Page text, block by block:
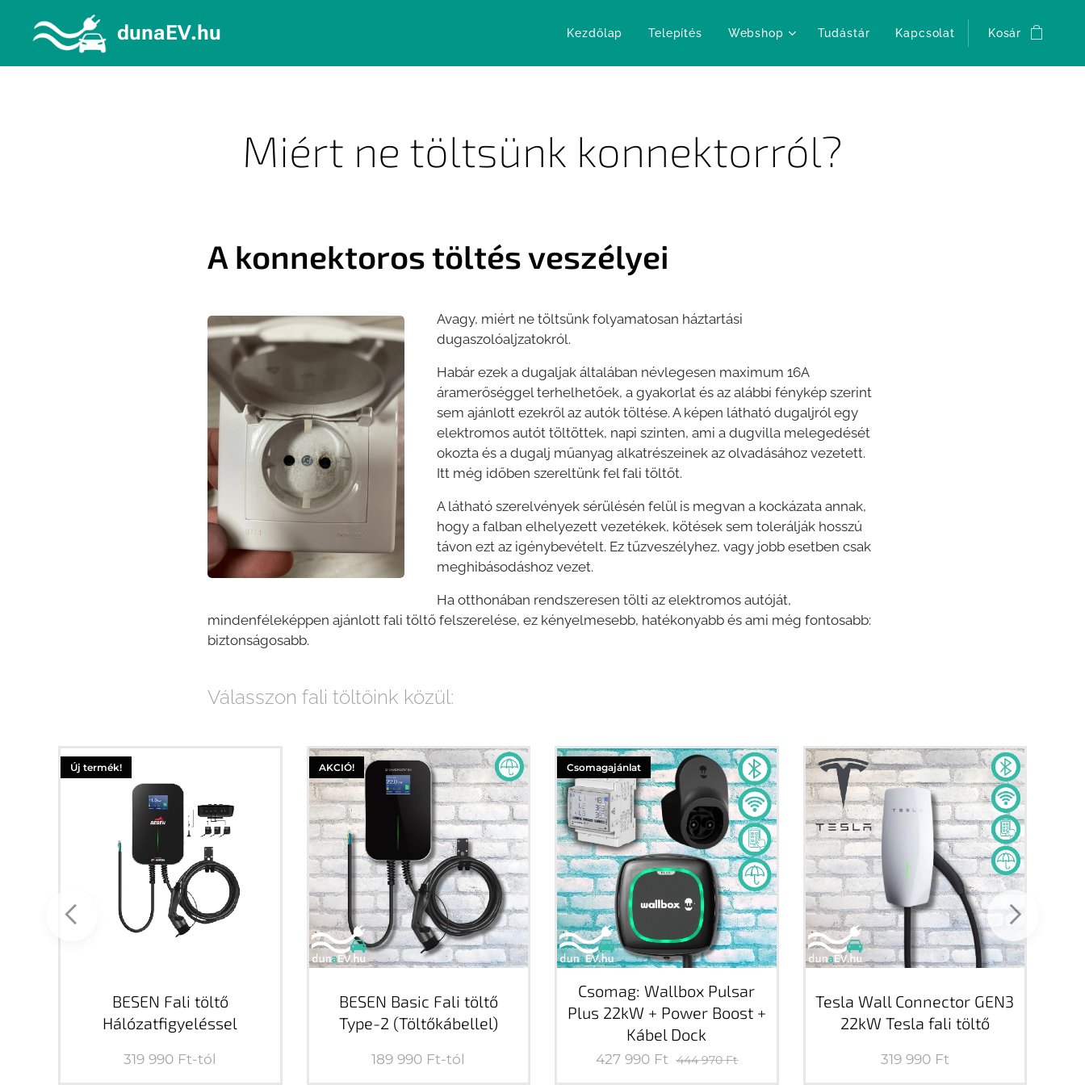
dunaEV.hu Kezdőlap Telepítés Webshop Tudástár Kapcsolat Kosár
Miért ne töltsünk konnektorról?
A konnektoros töltés veszélyei
Avagy, miért ne töltsünk folyamatosan háztartási
dugaszolóaljzatokról.
Habár ezek a dugaljak általában névlegesen maximum 16A
áramerőséggel terhelhetőek, a gyakorlat és az alábbi fénykép szerint
sem ajánlott ezekről az autók töltése. A képen látható dugaljról egy
elektromos autót töltöttek, napi szinten, ami a dugvilla melegedését
okozta és a dugalj műanyag alkatrészeinek az olvadásához vezetett.
Itt még időben szereltünk fel fali töltőt.
A látható szerelvények sérülésén felül is megvan a kockázata annak,
hogy a falban elhelyezett vezetékek, kötések sem tolerálják hosszú
távon ezt az igénybevételt. Ez tűzveszélyhez, vagy jobb esetben csak
meghibásodáshoz vezet.
Ha otthonában rendszeresen tölti az elektromos autóját,
mindenféleképpen ajánlott fali töltő felszerelése, ez kényelmesebb, hatékonyabb és ami még fontosabb:
biztonságosabb.
Válasszon fali töltőink közül:
BESEN Fali töltő
Hálózatfigyeléssel
Új termék!
319 990 Ft-tól
BESEN Basic Fali töltő
Type-2 (Töltőkábellel)
AKCIÓ!
189 990 Ft-tól
Csomag: Wallbox Pulsar
Plus 22kW + Power Boost +
Kábel Dock
Csomagajánlat
427 990Ft 444 970Ft
Tesla Wall Connector GEN3
22kW Tesla fali töltő
319 990Ft